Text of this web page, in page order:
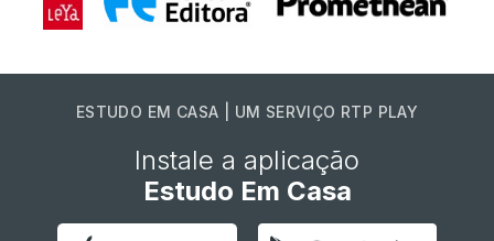
ESTUDO EM CASA | UM SERVIÇO RTP PLAY
Instale a aplicação
Estudo Em Casa